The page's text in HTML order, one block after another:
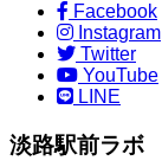
Facebook
Instagram
Twitter
YouTube
LINE
淡路駅前ラボ